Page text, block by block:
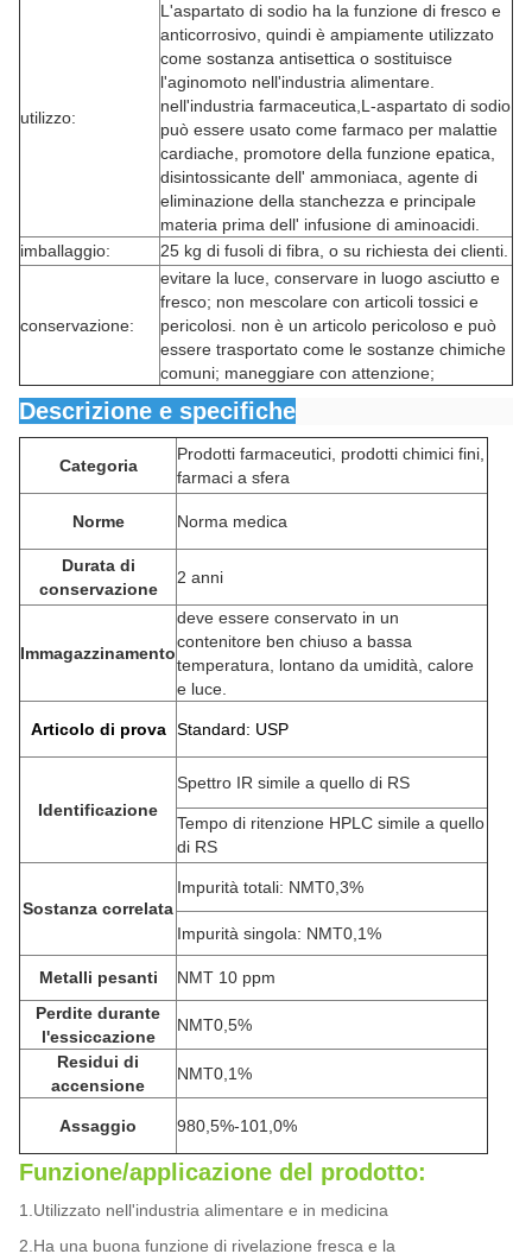
utilizzo:
L'aspartato di sodio ha la funzione di fresco e
anticorrosivo, quindi è ampiamente utilizzato
come sostanza antisettica o sostituisce
l'aginomoto nell'industria alimentare.
nell'industria farmaceutica,L-aspartato di sodio
può essere usato come farmaco per malattie
cardiache, promotore della funzione epatica,
disintossicante dell' ammoniaca, agente di
eliminazione della stanchezza e principale
materia prima dell' infusione di aminoacidi.
imballaggio:
25 kg di fusoli di fibra, o su richiesta dei clienti.
conservazione:
evitare la luce, conservare in luogo asciutto e
fresco; non mescolare con articoli tossici e
pericolosi. non è un articolo pericoloso e può
essere trasportato come le sostanze chimiche
comuni; maneggiare con attenzione;
Descrizione e specifiche
Categoria
Prodotti farmaceutici, prodotti chimici fini,
farmaci a sfera
Norme Norma medica
Durata di
conservazione
2 anni
Immagazzinamento
deve essere conservato in un
contenitore ben chiuso a bassa
temperatura, lontano da umidità, calore
e luce.
Articolo di prova Standard: USP
Identificazione
Spettro IR simile a quello di RS
Tempo di ritenzione HPLC simile a quello
di RS
Sostanza correlata
Impurità totali: NMT0,3%
Impurità singola: NMT0,1%
Metalli pesanti
NMT 10 ppm
Perdite durante
l'essiccazione
NMT0,5%
Residui di
accensione
NMT0,1%
Assaggio 980,5%-101,0%
Funzione/applicazione del prodotto:
1.Utilizzato nell'industria alimentare e in medicina
2.Ha una buona funzione di rivelazione fresca e la